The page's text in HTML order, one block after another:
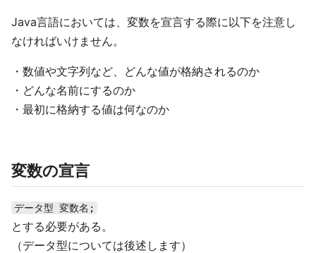
Java言語においては、変数を宣言する際に以下を注意し
なければいけません。
・数値や文字列など、どんな値が格納されるのか
・どんな名前にするのか
・最初に格納する値は何なのか
変数の宣言
データ型 変数名;
とする必要がある。
（データ型については後述します）